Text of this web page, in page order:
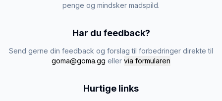
penge og mindsker madspild.
Har du feedback?
Send gerne din feedback og forslag til forbedringer direkte til
goma@goma.gg eller via formularen
Hurtige links